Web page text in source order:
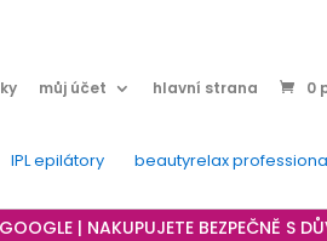
můj účet hlavní strana 0
IPL epilátory beautyrelax
| NAKUPUJETE BEZPEČNĚ S